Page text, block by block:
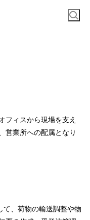
フィスから現場を支え
営業所への配属となり
て、荷物の輸送調整や物